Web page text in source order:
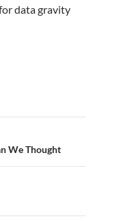
data gravity
We Thought